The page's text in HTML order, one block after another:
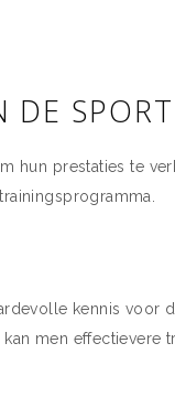
DE SPORT
hun prestaties te
kennis
men effectievere